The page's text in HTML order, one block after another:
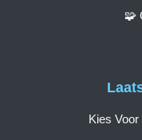
🧩
Kies